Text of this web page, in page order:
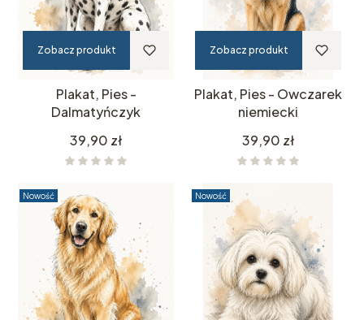
Zobacz produkt
Plakat, Pies -
Dalmatyńczyk
Cena
39,90 zł
Zobacz produkt
Plakat, Pies - Owczarek
niemiecki
Cena
39,90 zł
Nowość Nowość